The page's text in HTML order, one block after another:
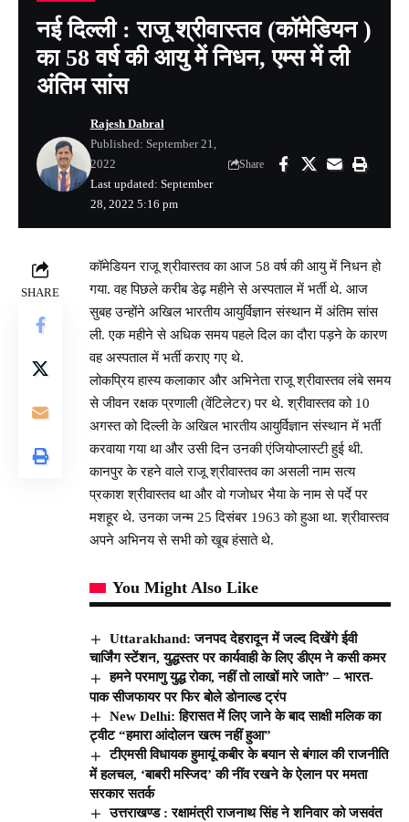
नई दिल्ली : राजू श्रीवास्तव (कॉमेडियन )
का 58 वर्ष की आयु में निधन, एम्स में ली
अंतिम सांस
Last updated: September
28, 2022 5:16 pm
Rajesh Dabral
Published: September 21,
2022
Share
SHARE
कॉमेडियन राजू श्रीवास्तव का आज 58 वर्ष की आयु में निधन हो
गया. वह पिछले करीब डेढ़ महीने से अस्पताल में भर्ती थे. आज
सुबह उन्होंने अखिल भारतीय आयुर्विज्ञान संस्थान में अंतिम सांस
ली. एक महीने से अधिक समय पहले दिल का दौरा पड़ने के कारण
वह अस्पताल में भर्ती कराए गए थे.
लोकप्रिय हास्य कलाकार और अभिनेता राजू श्रीवास्तव लंबे समय
से जीवन रक्षक प्रणाली (वेंटिलेटर) पर थे. श्रीवास्तव को 10
अगस्त को दिल्ली के अखिल भारतीय आयुर्विज्ञान संस्थान में भर्ती
करवाया गया था और उसी दिन उनकी एंजियोप्लास्टी हुई थी.
कानपुर के रहने वाले राजू श्रीवास्तव का असली नाम सत्य
प्रकाश श्रीवास्तव था और वो गजोधर भैया के नाम से पर्दे पर
मशहूर थे. उनका जन्म 25 दिसंबर 1963 को हुआ था. श्रीवास्तव
अपने अभिनय से सभी को खूब हंसाते थे.
You Might Also Like
Uttarakhand: जनपद देहरादून में जल्द दिखेंगे ईवी
चार्जिंग स्टेंशन, युद्धस्तर पर कार्यवाही के लिए डीएम ने कसी कमर
हमने परमाणु युद्ध रोका, नहीं तो लाखों मारे जाते” – भारत-
पाक सीजफायर पर फिर बोले डोनाल्ड ट्रंप
New Delhi: हिरासत में लिए जाने के बाद साक्षी मलिक का
ट्वीट “हमारा आंदोलन खत्‍म नहीं हुआ”
टीएमसी विधायक हुमायूं कबीर के बयान से बंगाल की राजनीति
में हलचल, ‘बाबरी मस्जिद’ की नींव रखने के ऐलान पर ममता
सरकार सतर्क
उत्तराखण्ड : रक्षामंत्री राजनाथ सिंह ने शनिवार को जसवंत